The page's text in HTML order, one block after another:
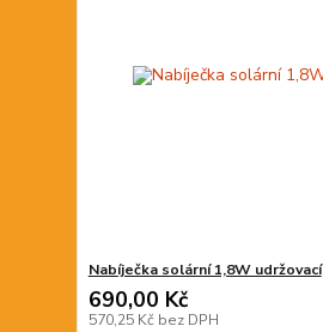
Nabíječka solární 1,8W udržovací
690,00 Kč
570,25 Kč bez DPH